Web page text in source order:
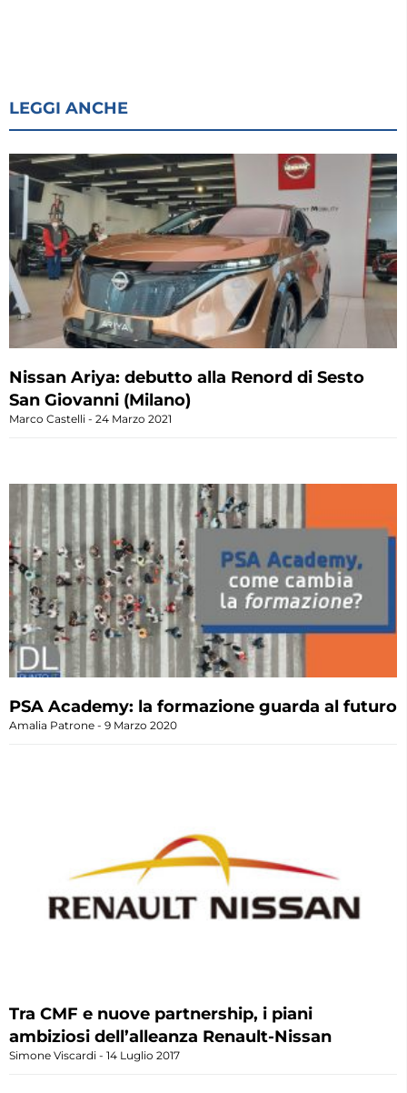
LEGGI ANCHE
Nissan Ariya: debutto alla Renord di Sesto
San Giovanni (Milano)
Marco Castelli 24 Marzo 2021
PSA Academy: la formazione guarda al futuro
Amalia Patrone 9 Marzo 2020
Tra CMF e nuove partnership, i piani
ambiziosi dell’alleanza Renault-Nissan
Simone Viscardi 14 Luglio 2017